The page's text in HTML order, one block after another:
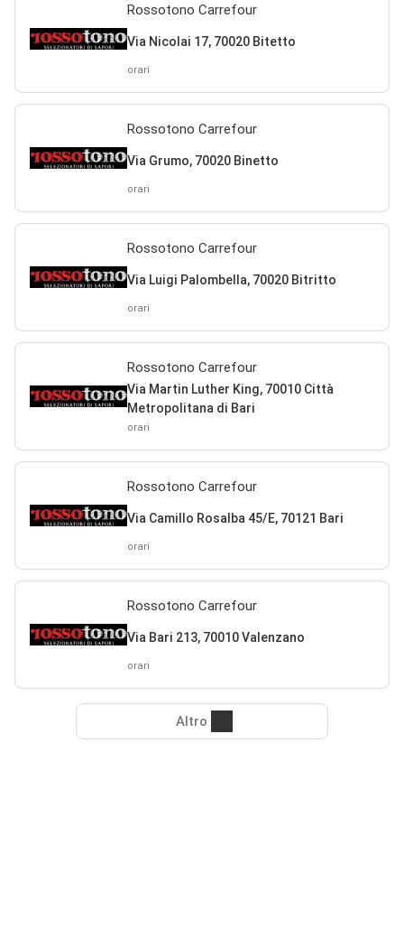
Rossotono Carrefour
Via Nicolai 17, 70020 Bitetto
orari
Rossotono Carrefour
Via Grumo, 70020 Binetto
orari
Rossotono Carrefour
Via Luigi Palombella, 70020 Bitritto
orari
Rossotono Carrefour
Via Martin Luther King, 70010 Città
Metropolitana di Bari
orari
Rossotono Carrefour
Via Camillo Rosalba 45/E, 70121 Bari
orari
Rossotono Carrefour
Via Bari 213, 70010 Valenzano
orari
Altro